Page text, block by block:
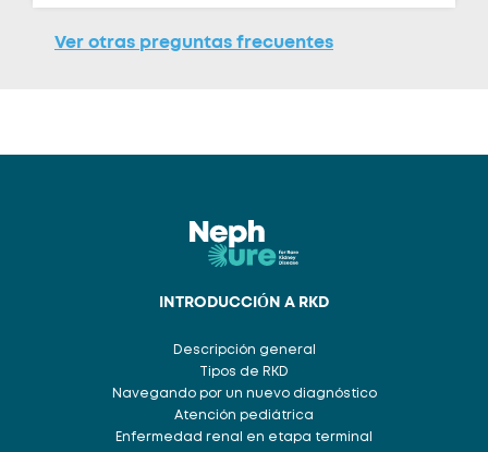
Ver otras preguntas frecuentes
INTRODUCCIÓN A RKD
Descripción general
Tipos de RKD
Navegando por un nuevo diagnóstico
Atención pediátrica
Enfermedad renal en etapa terminal